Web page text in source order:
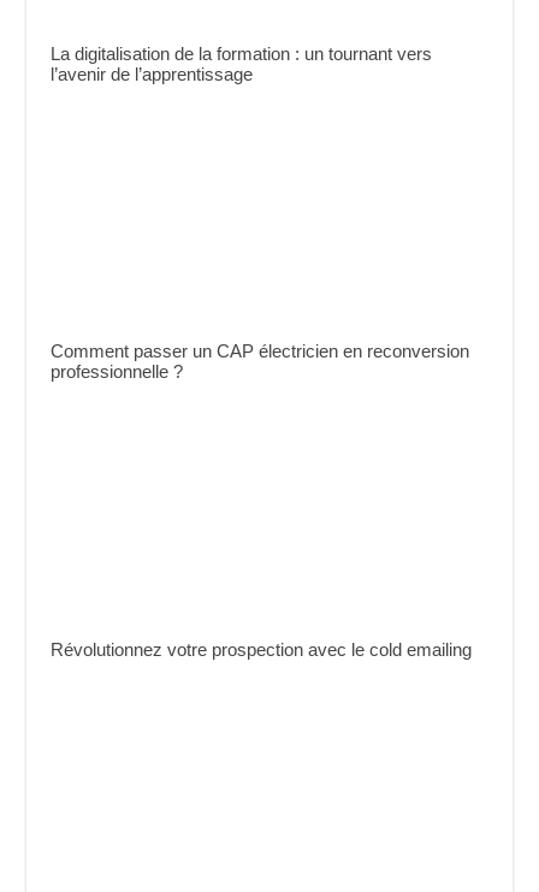
La digitalisation de la formation : un tournant vers
l’avenir de l’apprentissage
Comment passer un CAP électricien en reconversion
professionnelle ?
Révolutionnez votre prospection avec le cold emailing